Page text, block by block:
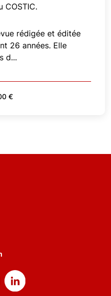
COSTIC.
rédigée et éditée
26 années. Elle
d...
€